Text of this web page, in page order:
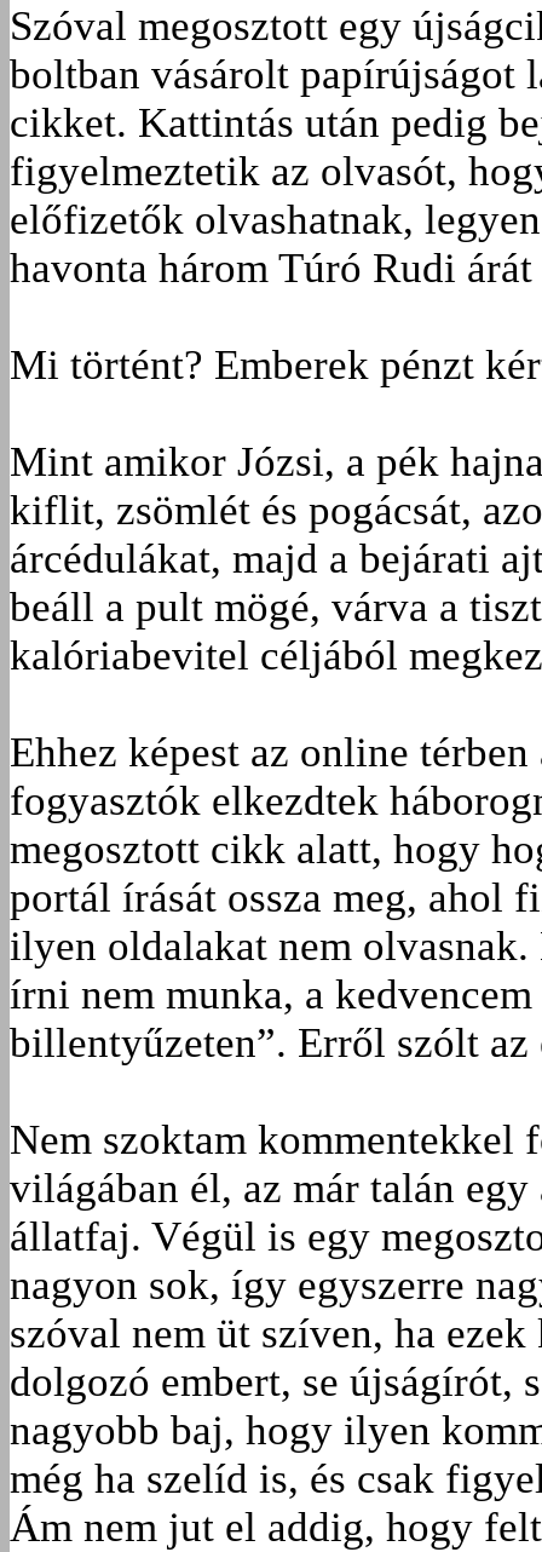
Szóval megosztott egy
boltban vásárolt papírújságot
cikket. Kattintás után pedig
figyelmeztetik az olvasót,
előfizetők olvashatnak,
havonta három Túró Rudi
Mi történt? Emberek pénzt
Mint amikor Józsi, a pék
kiflit, zsömlét és pogácsát,
árcédulákat, majd a bejárati
beáll a pult mögé, várva a
kalóriabevitel céljából
Ehhez képest az online
fogyasztók elkezdtek
megosztott cikk alatt, hogy
portál írását ossza meg, ahol
ilyen oldalakat nem
írni nem munka, a
billentyűzeten”. Erről szólt
Nem szoktam
világában él, az már talán
állatfaj. Végül is egy
nagyon sok, így egyszerre
szóval nem üt szíven, ha
dolgozó embert, se újságírót,
nagyobb baj, hogy ilyen
még ha szelíd is, és csak
Ám nem jut el addig, hogy